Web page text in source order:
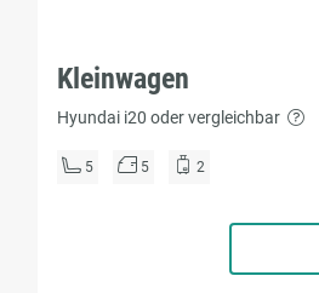
Kleinwagen
Hyundai i20 oder vergleichbar
5 5 2